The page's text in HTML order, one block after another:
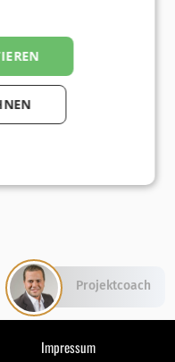
Impressum
Projektcoach